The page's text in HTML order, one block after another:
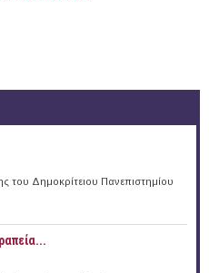
του Δημοκρίτειου Πανεπιστημίου